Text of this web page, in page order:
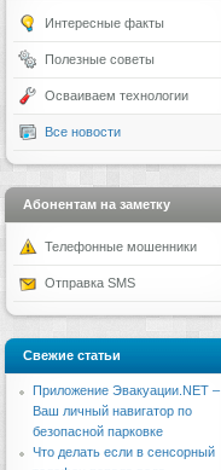
Интересные факты
Полезные советы
Осваиваем технологии
Все новости
Абонентам на заметку
Телефонные мошенники
Отправка SMS
Свежие статьи
Приложение Эвакуации.NET –
Ваш личный навигатор по
безопасной парковке
Что делать если в сенсорный